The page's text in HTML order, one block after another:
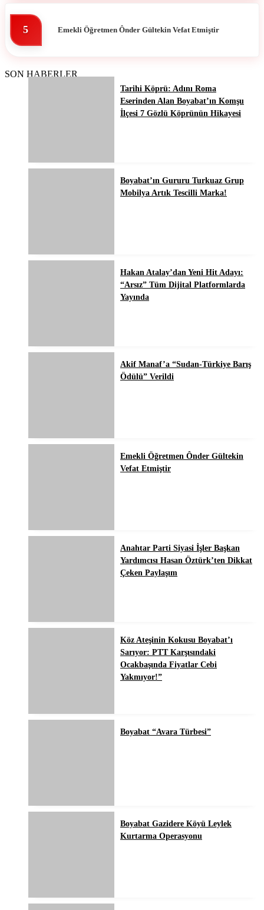
5 Emekli Öğretmen Ônder Gültekin Vefat Etmiştir
SON HABERLER
Tarihi Köprü: Adını Roma
Eserinden Alan Boyabat’ın Komşu
İlçesi 7 Gözlü Köprünün Hikayesi
Boyabat’ın Gururu Turkuaz Grup
Mobilya Artık Tescilli Marka!
Hakan Atalay’dan Yeni Hit Adayı:
“Arsız” Tüm Dijital Platformlarda
Yayında
Akif Manaf’a “Sudan-Türkiye Barış
Ödülü” Verildi
Emekli Öğretmen Ônder Gültekin
Vefat Etmiştir
Anahtar Parti Siyasi İşler Başkan
Yardımcısı Hasan Öztürk’ten Dikkat
Çeken Paylaşım
Köz Ateşinin Kokusu Boyabat’ı
Sarıyor: PTT Karşısındaki
Ocakbaşında Fiyatlar Cebi
Yakmıyor!”
Boyabat “Avara Türbesi”
Boyabat Gazidere Köyü Leylek
Kurtarma Operasyonu